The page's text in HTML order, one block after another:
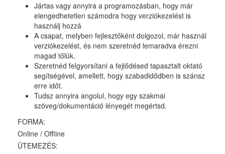
Jártas vagy annyira a programozásban, hogy már
elengedhetetlen számodra hogy verziókezelést is
használj hozzá
A csapat, melyben fejlesztőként dolgozol, már használ
verziókezelést, és nem szeretnéd lemaradva érezni
magad tőlük.
Szeretnéd felgyorsítani a fejlődésed tapasztalt oktató
segítségével, amellett, hogy szabadidődben is szánsz
erre időt.
Tudsz annyira angolul, hogy egy szakmai
szöveg/dokumentáció lényegét megértsd.
FORMA:
Online / Offline
ÜTEMEZÉS: